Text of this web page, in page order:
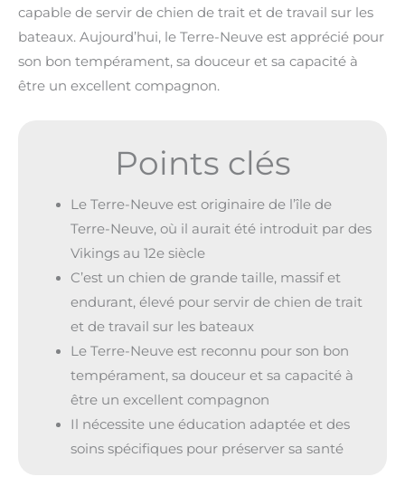
capable de servir de chien de trait et de travail sur les
bateaux. Aujourd’hui, le Terre-Neuve est apprécié pour
son bon tempérament, sa douceur et sa capacité à
être un excellent compagnon.
Points clés
Le Terre-Neuve est originaire de l’île de
Terre-Neuve, où il aurait été introduit par des
Vikings au 12e siècle
C’est un chien de grande taille, massif et
endurant, élevé pour servir de chien de trait
et de travail sur les bateaux
Le Terre-Neuve est reconnu pour son bon
tempérament, sa douceur et sa capacité à
être un excellent compagnon
Il nécessite une éducation adaptée et des
soins spécifiques pour préserver sa santé